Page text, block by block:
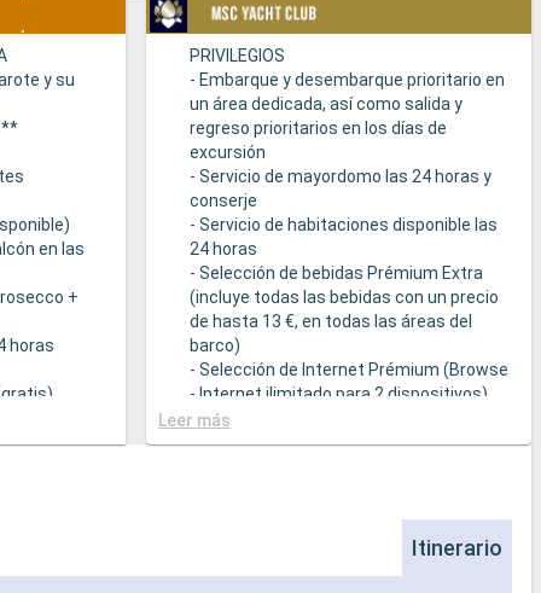
y su
en las
+
horas
de
PRIVILEGIOS
- Embarque y desembarque prioritario en
un área dedicada, así como salida y
regreso prioritarios en los días de
excursión
- Servicio de mayordomo las 24 horas y
conserje
- Servicio de habitaciones disponible las
24 horas
- Selección de bebidas Prémium Extra
(incluye todas las bebidas con un precio
de hasta 13 €, en todas las áreas del
barco)
- Selección de Internet Prémium (Browse
- Internet ilimitado para 2 dispositivos)
- Acceso prioritario a la suite termal de
MSC Aurea Spa
- Otros detalles: servicio de empaquetar
Leer más
Itinerario